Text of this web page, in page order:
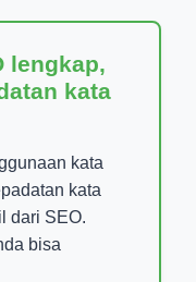
lengkap,
kata
kata
kata
dari SEO.
bisa